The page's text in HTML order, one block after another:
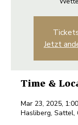
Jetzt
Time &
Mar 23, 2025,
Hasliberg, Sattel,